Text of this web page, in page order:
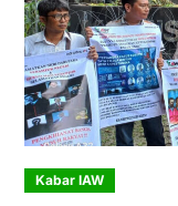
Kabar IAW